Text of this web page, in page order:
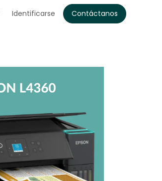
Identificarse Contáctanos